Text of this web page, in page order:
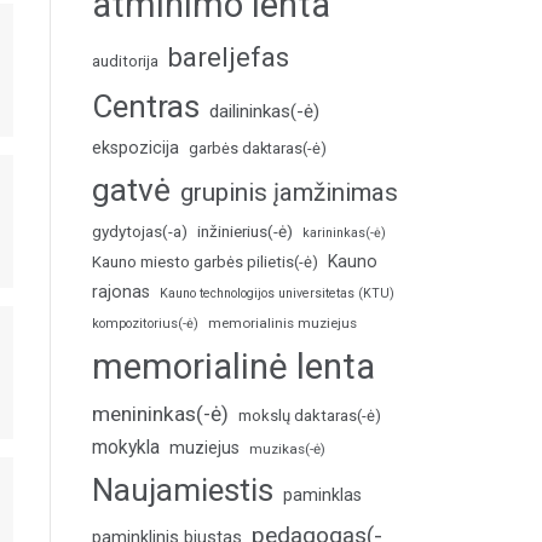
auditorija bareljefas
Centras dailininkas(-ė)
ekspozicija garbės daktaras(-ė)
gatvė grupinis įamžinimas
gydytojas(-a) inžinierius(-ė) karininkas(-ė)
Kauno miesto garbės pilietis(-ė)
Kauno
rajonas
Kauno technologijos universitetas (KTU)
kompozitorius(-ė)
memorialinis muziejus
memorialinė lenta
menininkas(-ė) mokslų daktaras(-ė)
mokykla muziejus muzikas(-ė)
Naujamiestis paminklas
paminklinis biustas pedagogas(-